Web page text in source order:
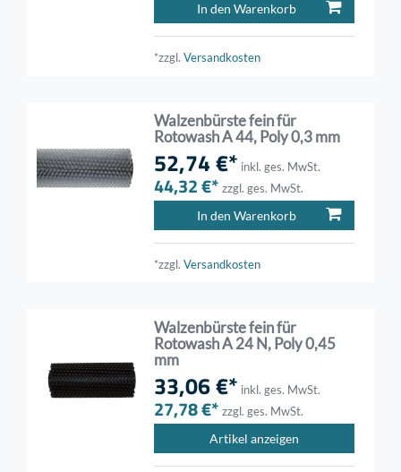
In den Warenkorb
*zzgl.Versandkosten
Walzenbürste fein für
Rotowash A 44, Poly 0,3 mm
52,74 €* inkl. ges. MwSt.
44,32 €* zzgl. ges. MwSt.
In den Warenkorb
*zzgl.Versandkosten
Walzenbürste fein für
Rotowash A 24 N, Poly 0,45
mm
33,06 €* inkl. ges. MwSt.
27,78 €* zzgl. ges. MwSt.
Artikel anzeigen